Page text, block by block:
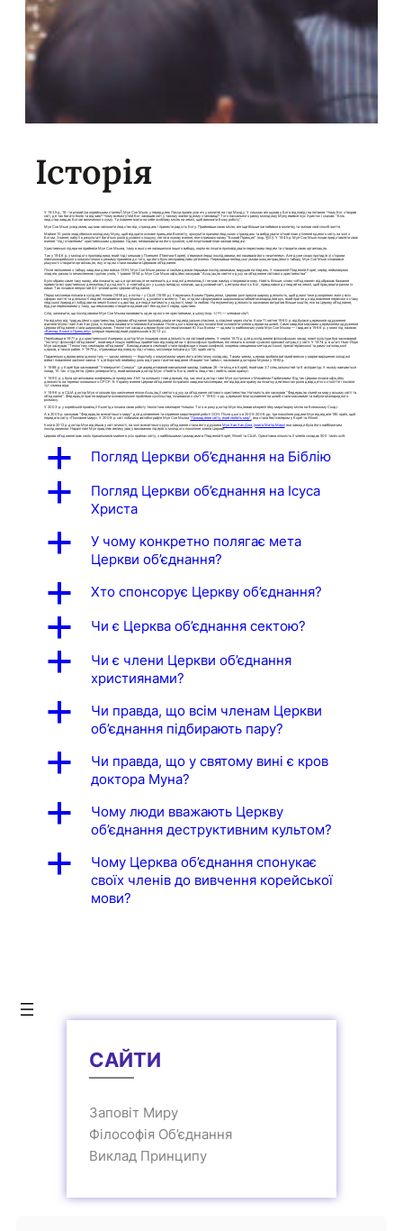
Історія
У 1935 р., 16-ти річний (за корейським стилем1 ) Мун Сон Мьон, у переддень Пасхи провів усю ніч у молитві на горі Мьоду. У сльозах він шукав у Бога відповіді на питання. Чому Бог створив
світ, де так багато болю та відчаю? Чому всемогутній Бог залишив світ у такому жалюгідному становищі? Того пасхального ранку молодому Муну явився Ісус Христос і сказав: “Біль
людства завдає Богові величезного суму. Ти повинен взяти на себе особливу місію на землі, щоб виконати Божу роботу”.
Мун Сон Мьон усвідомив, що має звільнити людство від страждань і принести радість Богу. Прийнявши свою місію, він іще більше заглибився в молитву та змінив свій спосіб життя.
Майже 10 років знадобилося молодому Муну, щоб відкрити основні принципи Всесвіту, зрозуміти причини людських страждань та вибудувати чіткий план утілення єдиного світу на чолі з
Богом. Знання, набуті в результаті багатьох років духовного пошуку, лягли в основу вчення, яке отримало назву “Божий Принцип” (кор. 원리). У 1945 р. Мун Сон Мьон почав представляти своє
вчення “підготовленим” християнським церквам. Однак, незважаючи на його зусилля, цей початковий план зазнав невдачі.
Християнські лідери не прийняли Мун Сон Мьона, тому в нього не залишилося іншого вибору, окрім як почати проповідувати пересічним людям та створити свою організацію.
Так у 1946 р. у молодого проповідника, який тоді мешкав у Пхеньяні (Північна Корея), з’явилися перші послідовники, які називали його «вчителем». Але дуже скоро протидія зі сторони
північнокорейського комуністичного режиму призвела до того, що його було несправедливо ув’язнено. Переживши нелюдські умови концентраційного табору, Мун Сон Мьон сповнився
рішучості створити організацію, яку згодом стали називати Церквою об’єднання.
Після звільнення з табору завдяки діям військ ООН, Мун Сон Мьон разом зі своїми двома першими послідовниками, вирушив на південь. У повоєнній Південній Кореї, серед неймовірних
злиднів, разом із нечисленною групою учнів, 1 травня 1954 р. Мун Сон Мьон офіційно заснував “Асоціацію святого духу за об’єднання світового християнства”.
Було обрано саме таку назву, аби показати, що ця організація не належить до жодної деномінації і не має наміру створювати нову. Навіть більше, слово «об’єднання» відображає бажання
привести всі християнські деномінації до єдності, а «святий дух» у цьому випадку означає, що духовний світ, центром якого є Бог, приєднався до людей на землі, щоб працювати разом із
ними. Так почався непростий 40-річний шлях Церкви об’єднання.
Перші місіонери поїхали в сусідню Японію (1958 р.), а потім – у США (1959 р.). Керуючись Божим Принципом, Церква розгорнула широку діяльність, щоб домогтися докорінних змін у всіх
сферах життя та діяльності людей, починаючи з внутрішнього, духовного аспекту. Так, згодом сформувався широкомасштабний міжнародний рух, який прагне до відновлення первісного стану
людської природи і побудови на землі Божого царства, де люди житимуть у єдності, мирі та любові. На екуменічну діяльність засновник витратив більше коштів, ніж на Церкву об’єднання,
будучи переконаним у тому, що неможливо створити єдиний світ без єдності серед християн.
Слід зазначити, що послідовники Мун Сон Мьона називають один одного не християнами, ашікку(кор. 식구) — членами сім’ї.
На відміну від традиційного християнства, Церква об’єднання проповідувала не індивідуальне спасіння, а спасіння через сім’ю. Коли 11 квітня 1960 р. відбулася церемонія одруження
вчителя Муна і пані Хан Хак Джа, їх почали називати Істинними Батьками. Після цього вони вдвох почали благословляти членів церкви на шлюб. Саме завдяки масовим церемоніям одруження
Церква об’єднання стала широковідомою. Теологічні засади церкви були систематизовані Ю Хьо Воном — одним із найближчих учнів Мун Сон Мьона — і видані в 1966 р. у книзі під назвою
«Виклад Божого Принципу» (уперше перекладений українською в 2013 р.).
Переїхавши в 1971 р. до християнської Америки, доктор Мун поширив свою діяльність на світовий рівень. У серпні 1972 р. для дослідження філософських засад нової культури був заснований
“Інститут філософії об’єднання”, який веде пошук найбільш прийнятних відповідей на ті філософські проблеми, які лежать в основі сучасної кризової ситуації у світі. У 1974 р. в штаті Нью-Йорк
Мун заснував “Теологічну семінарію об’єднання”. Викладачами в семінарії стали професори з інших конфесій, зокрема священики методистської, пресвітеріанської та римо-католицької
церков, а також рабин. У 1975 р., отримавши відповідну підготовку, місіонери поїхали до 120 країн світу.
Паралельно церква вела ідеологічну — часом запеклу — боротьбу з комунізмом через його атеїстичну складову. Таким чином, церква зробила вагомий внесок у мирне вирішення холодної
війни і повалення залізної завіси. У цій боротьбі неабияку роль відіграло газетне видання «Вашингтон таймс», засноване доктором Муном у 1982 р.
У 1989 р. у Кореї був заснований “Університет Сонмун”. Це акредитований навчальний заклад (займає 26-те місце в Кореї), який має 37 спеціальностей та 6 аспірантур. У ньому навчаються
понад 10 тис. студентів. Девіз університету, який визначив доктор Мун: «Любіть Бога, любіть людство і любіть свою країну».
У 1990 р. у була організована конференція провідних ЗМІ та колишніх глав держав, під час якої доктор і пані Мун зустрілися з Михайлом Горбачовим. Відтак Церква почала офіційну
діяльність на теренах колишнього СРСР. В Україну вчення Церкви об’єднання потрапило завдяки місіонерам, які відвідали країну на початку дев’яностих років двадцятого століття і посіяли
тут сімена віри.
У 1996 р. в США доктор Мун оголосив про закінчення епохи Асоціації святого духу за об’єднання світового християнства. Натомість він заснував “Федерацію сімей за мир у всьому світі та
об’єднання”. Федерація прагне вирішити основоположні проблеми суспільства, починаючи з сім’ї. У 1990-х рр. церемонії благословення на шлюб стали масовими та набули міжнародного
розмаху.
У 2003 р. у корейській провінції Кьонгідо почала свою роботу теологічна семінарія Чоншім. Того ж року доктор Мун ініціював міжрелігійну миротворну місію на Близькому Сході.
А в 2005 р. заснував “Федерацію всесвітнього миру” для доповнення та сприяння миротворній роботі ООН. Після цього в 2005-2006 рр. три покоління родини Мун відвідали 180 країн, щоб
передати світу «Послання миру». У 2009 р. світ побачила автобіографія Мун Сон Мьона“Громадянин світу, який любить мир”, яка стала бестселером у Кореї та Японії.
Коли в 2012 р. доктор Мун відійшов у світ вічності, на чолі всесвітнього руху об’єднання стала його дружинаМун Хан Хак Джа, (книга Матір Миру ) яка завжди була його найближчим
послідовником. Наразі пані Мун приділяє велику увагу вихованню лідерів із молодого покоління членів Церкви.
Церква об’єднання має своїх прихильників майже в усіх країнах світу, з найбільшими громадами в Південній Кореї, Японії та США. Орієнтовна кількість її членів складає 500 тисяч осіб.
a Погляд Церкви об’єднання на Біблію
a
Погляд Церкви об’єднання на Ісуса
Христа
a
У чому конкретно полягає мета
Церкви об’єднання?
a Хто спонсорує Церкву об’єднання?
a Чи є Церква об’єднання сектою?
a
Чи є члени Церкви об’єднання
християнами?
a
Чи правда, що всім членам Церкви
об’єднання підбирають пару?
a
Чи правда, що у святому вині є кров
доктора Муна?
a
Чому люди вважають Церкву
об’єднання деструктивним культом?
a
Чому Церква об’єднання спонукає
своїх членів до вивчення корейської
мови?
САЙТИ
Заповіт Миру
Філософія Об’єднання
Виклад Принципу